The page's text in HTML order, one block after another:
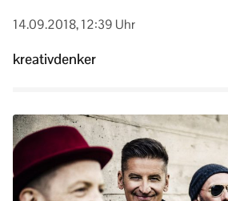
14.09.2018, 12:39 Uhr
kreativdenker